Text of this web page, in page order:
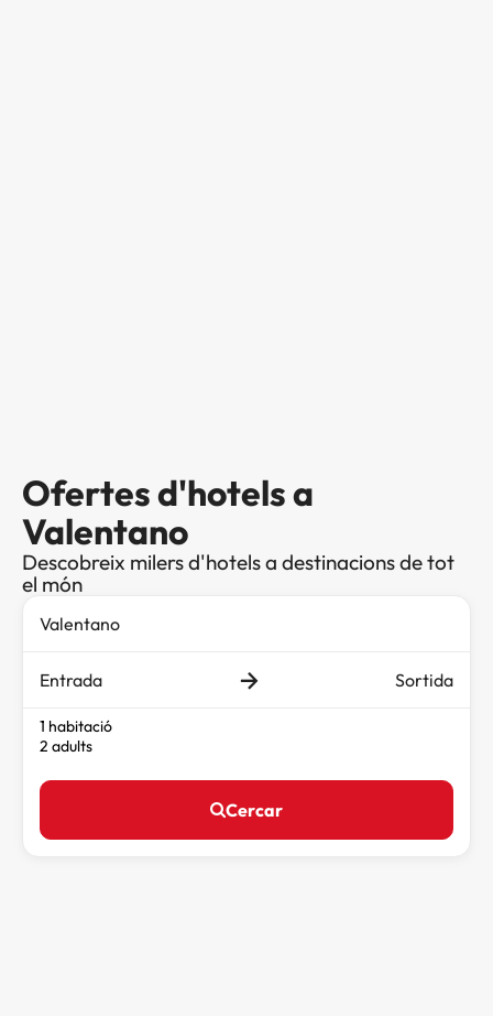
Ofertes d'hotels a
Valentano
Descobreix milers d'hotels a destinacions de tot
el món
Entrada Sortida
1 habitació
2 adults
Cercar